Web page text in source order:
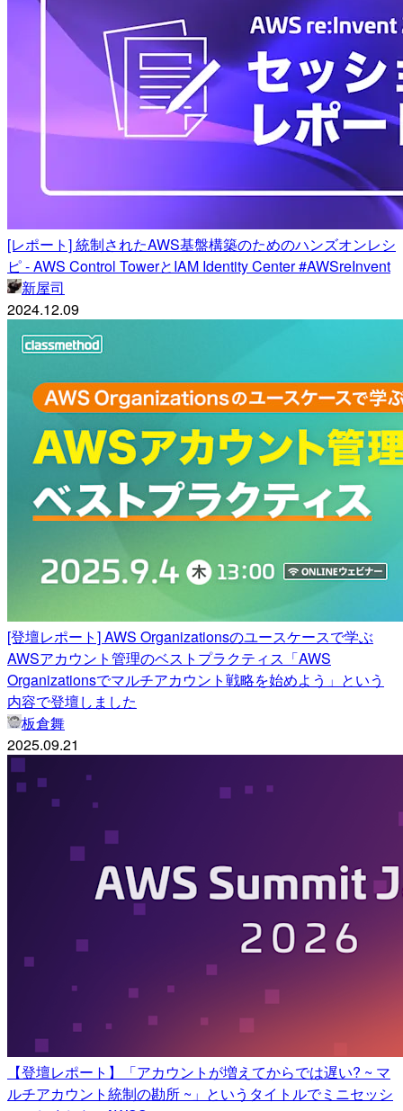
[レポート] 統制されたAWS基盤構築のためのハンズオンレシ
ピ - AWS Control TowerとIAM Identity Center #AWSreInvent
新屋司
2024.12.09
[登壇レポート] AWS Organizationsのユースケースで学ぶ
AWSアカウント管理のベストプラクティス「AWS
Organizationsでマルチアカウント戦略を始めよう」という
内容で登壇しました
板倉舞
2025.09.21
【登壇レポート】「アカウントが増えてからでは遅い? ~ マ
ルチアカウント統制の勘所 ~」というタイトルでミニセッシ